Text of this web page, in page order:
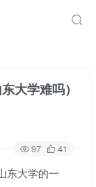
大学难吗）
97 41
东大学的一